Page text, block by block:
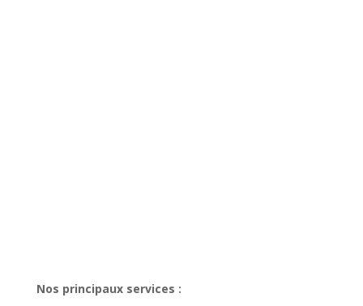
Nos principaux services :